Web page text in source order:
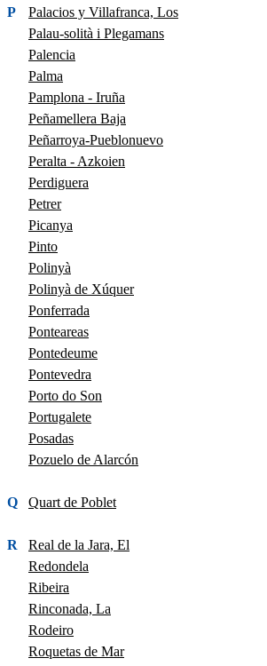
P
Palacios y Villafranca, Los
Palau-solità i Plegamans
Palencia
Palma
Pamplona - Iruña
Peñamellera Baja
Peñarroya-Pueblonuevo
Peralta - Azkoien
Perdiguera
Petrer
Picanya
Pinto
Polinyà
Polinyà de Xúquer
Ponferrada
Ponteareas
Pontedeume
Pontevedra
Porto do Son
Portugalete
Posadas
Pozuelo de Alarcón
Q Quart de Poblet
R
Real de la Jara, El
Redondela
Ribeira
Rinconada, La
Rodeiro
Roquetas de Mar